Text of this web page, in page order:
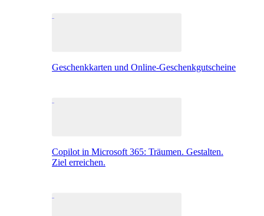
Geschenkkarten und Online-Geschenkgutscheine
Copilot in Microsoft 365: Träumen. Gestalten.
Ziel erreichen.